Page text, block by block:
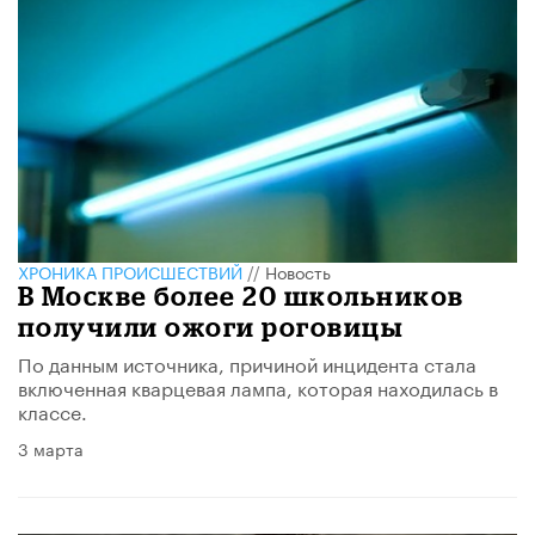
ХРОНИКА ПРОИСШЕСТВИЙ//Новость
В Москве более 20 школьников
получили ожоги роговицы
По данным источника, причиной инцидента стала
включенная кварцевая лампа, которая находилась в
классе.
3 марта